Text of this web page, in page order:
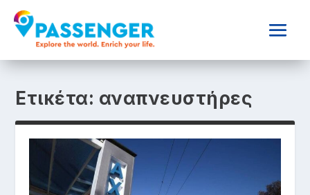
Ετικέτα: αναπνευστήρες